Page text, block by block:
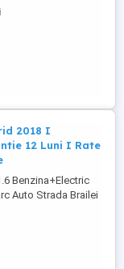
oraș și drumuri
fiabilitate și
Siguranță &
2018 I
12 Luni I Rate
Benzina+Electric
Auto Strada Brailei
prin UniCredit
Rate fixe pe
Aprobare rapidă